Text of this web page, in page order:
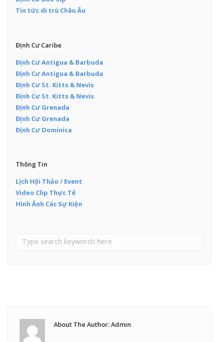
Tin tức di trú Châu Âu
Định Cư Caribe
Định Cư Antigua & Barbuda
Định Cư Antigua & Barbuda
Định Cư St. Kitts & Nevis
Định Cư St. Kitts & Nevis
Định Cư Grenada
Định Cư Grenada
Định Cư Dominica
Thông Tin
Lịch Hội Thảo / Event
Video Clip Thực Tế
Hình Ảnh Các Sự Kiện
About The Author: Admin